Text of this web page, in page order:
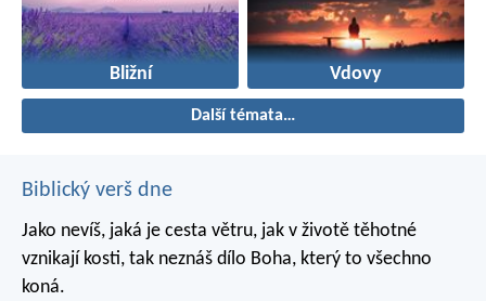
Bližní Vdovy
Další témata…
Biblický verš dne
Jako nevíš, jaká je cesta větru, jak v životě těhotné
vznikají kosti, tak neznáš dílo Boha, který to všechno
koná.